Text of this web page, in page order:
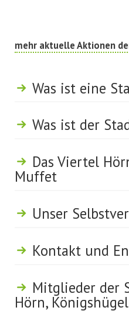
mehr aktuelle Aktionen
Was ist eine
Was ist der
Das Viertel
Muffet
Unser
Kontakt und
Mitglieder der
Hörn,